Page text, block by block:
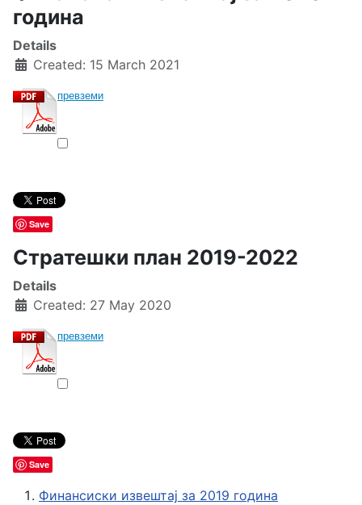
година
Details
Created: 15 March 2021
превземи
Save
Стратешки план 2019-2022
Details
Created: 27 May 2020
превземи
Save
Финансиски извештај за 2019 година